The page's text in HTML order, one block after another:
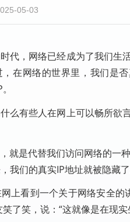
05-03
代，网络已经成为了我们生
在网络的世界里，我们是
么有些人在网上可以畅所欲
就是代替我们访问网络的一
我们的真实IP地址就被隐藏
上看到一个关于网络安全
笑了笑，说：“这就像是在现